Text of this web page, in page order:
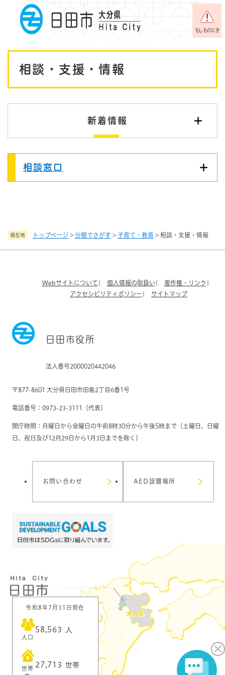
メニューを飛ばして本文へ
もしものとき
現在地 トップページ > 分類でさがす > 子育て・教育 > 相談・支援・情報
相談・支援・情報
新着情報
相談窓口
Webサイトについて 個人情報の取扱い
著作権・リンク
アクセシビリティポリシー
サイトマップ
日田市役所
法人番号2000020442046
〒877-8601 大分県日田市田島2丁目6番1号
電話番号：0973-23-3111（代表）
開庁時間：月曜日から金曜日の午前8時30分から午後5時まで（土曜日、日曜
日、祝日及び12月29日から1月3日までを除く）
お問い合わせ AED設置場所
令和8年7月31日現在
人口
58,563 人
世帯 27,713 世帯